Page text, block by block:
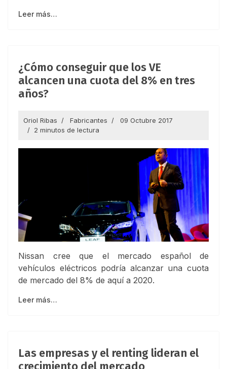
Leer más…
¿Cómo conseguir que los VE
alcancen una cuota del 8% en tres
años?
Oriol Ribas Fabricantes
09 Octubre 2017
2 minutos de lectura
Nissan cree que el mercado español de
vehículos eléctricos podría alcanzar una cuota
de mercado del 8% de aquí a 2020.
Leer más…
Las empresas y el renting lideran el